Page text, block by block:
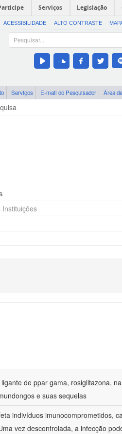
Serviços Legislação
ACESSIBILIDADE ALTO CONTRASTE
Serviços E-mail do Pesquisador Área
de ppar gama, rosiglitazona, na
e suas sequelas
indivíduos imunocomprometidos,
vez descontrolada, a infecção